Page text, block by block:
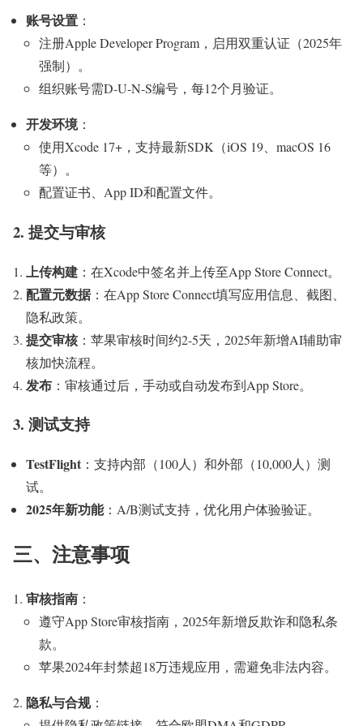
账号设置 ：
注册Apple Developer Program，启用双重认证（2025年
强制）。
组织账号需D-U-N-S编号，每12个月验证。
开发环境：
使用Xcode 17+，支持最新SDK（iOS 19、macOS 16
等）。
配置证书、App ID和配置文件。
2. 提交与审核
上传构建 ：在Xcode中签名并上传至App Store Connect。
配置元数据：在App Store Connect填写应用信息、截图、
隐私政策。
提交审核：苹果审核时间约2-5天，2025年新增AI辅助审
核加快流程。
发布 ：审核通过后，手动或自动发布到App Store。
3. 测试支持
TestFlight ：支持内部（100人）和外部（10,000人）测
试。
2025年新功能：A/B测试支持，优化用户体验验证。
三、注意事项
审核指南 ：
遵守App Store审核指南，2025年新增反欺诈和隐私条
款。
苹果2024年封禁超18万违规应用，需避免非法内容。
隐私与合规：